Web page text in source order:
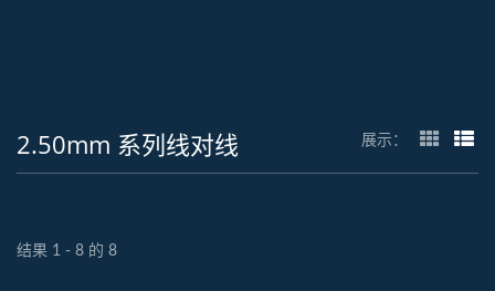
2.50mm 系列线对线 展示：
结果 1 - 8 的 8